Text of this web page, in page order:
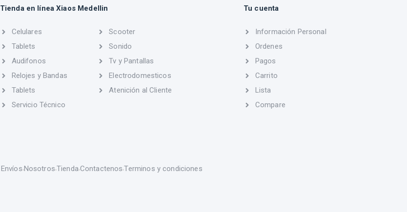
Tienda en línea Xiaos Medellin
Celulares
Tablets
Audifonos
Relojes y Bandas
Tablets
Servicio Técnico
Scooter
Sonido
Tv y Pantallas
Electrodomesticos
Atenición al Cliente
Tu cuenta
Información Personal
Ordenes
Pagos
Carrito
Lista
Compare
Envíos Nosotros TiendaContactenosTerminos y condiciones